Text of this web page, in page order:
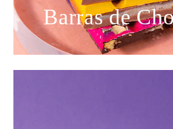
Barras de